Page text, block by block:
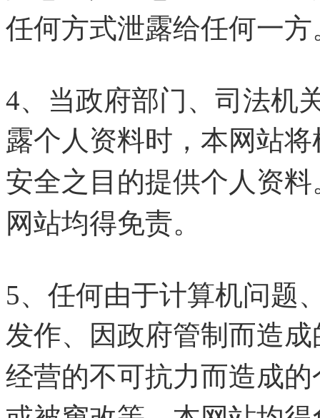
任何方式泄露给任何一方
4、当政府部门、司法机
露个人资料时，本网站
安全之目的提供个人资
网站均得免责。
5、任何由于计算机问题
发作、因政府管制而造
经营的不可抗力而造成